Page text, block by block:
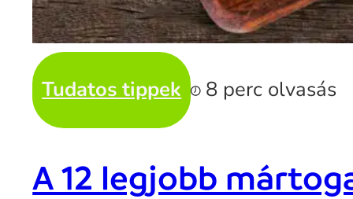
Tudatos tippek 8 perc olvasás
A 12 legjobb